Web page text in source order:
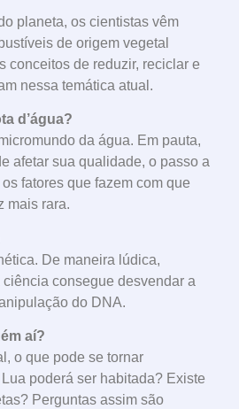
planeta, os cientistas vêm
de origem vegetal
conceitos de reduzir, reciclar e
nessa temática atual.
d’água?
da água. Em pauta,
afetar sua qualidade, o passo a
fatores que fazem com que
mais rara.
De maneira lúdica,
consegue desvendar a
do DNA.
aí?
o que pode se tornar
poderá ser habitada? Existe
Perguntas assim são